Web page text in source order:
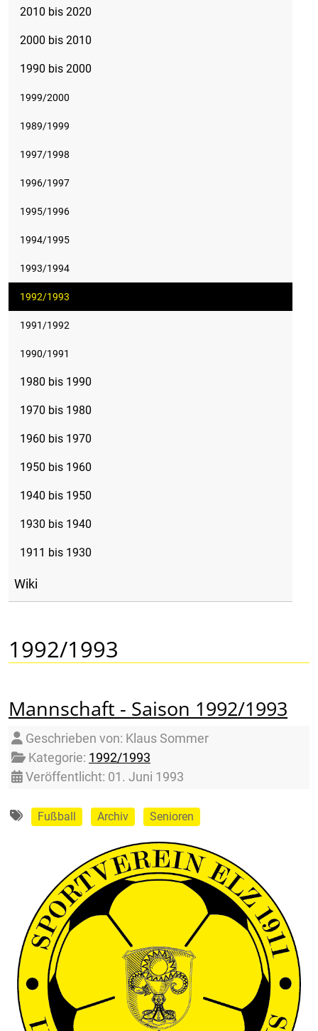
2010 bis 2020
2000 bis 2010
1990 bis 2000
1999/2000
1989/1999
1997/1998
1996/1997
1995/1996
1994/1995
1993/1994
1992/1993
1991/1992
1990/1991
1980 bis 1990
1970 bis 1980
1960 bis 1970
1950 bis 1960
1940 bis 1950
1930 bis 1940
1911 bis 1930
Wiki
1992/1993
Mannschaft - Saison 1992/1993
Details
Geschrieben von: Klaus Sommer
Kategorie: 1992/1993
Veröffentlicht: 01. Juni 1993
Fußball Archiv Senioren